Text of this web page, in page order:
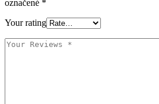
označené *
Your rating